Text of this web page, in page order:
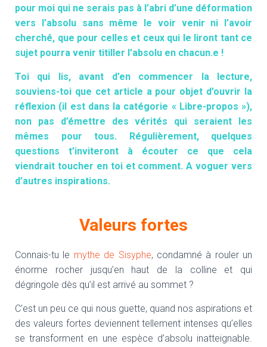
pour moi qui ne serais pas à l’abri d’une déformation
vers l’absolu sans même le voir venir ni l’avoir
cherché, que pour celles et ceux qui le liront tant ce
sujet pourra venir titiller l’absolu en chacun.e !
Toi qui lis, avant d’en commencer la lecture,
souviens-toi que cet article a pour objet d’ouvrir la
réflexion (il est dans la catégorie « Libre-propos »),
non pas d’émettre des vérités qui seraient les
mêmes pour tous. Régulièrement, quelques
questions t’inviteront à écouter ce que cela
viendrait toucher en toi et comment. A voguer vers
d’autres inspirations.
Valeurs fortes
Connais-tu le mythe de Sisyphe, condamné à rouler un
énorme rocher jusqu’en haut de la colline et qui
dégringole dès qu’il est arrivé au sommet ?
C’est un peu ce qui nous guette, quand nos aspirations et
des valeurs fortes deviennent tellement intenses qu’elles
se transforment en une espèce d’absolu inatteignable.